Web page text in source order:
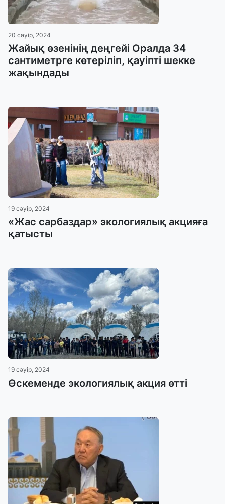
20 сәуір, 2024
Жайық өзенінің деңгейі Оралда 34
сантиметрге көтеріліп, қауіпті шекке
жақындады
19 сәуір, 2024
«Жас сарбаздар» экологиялық акцияға
қатысты
19 сәуір, 2024
Өскеменде экологиялық акция өтті